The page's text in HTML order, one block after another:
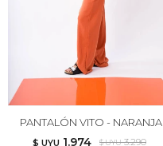
PANTALÓN VITO - NARANJA
$ UYU 1.974 $ UYU 3.290